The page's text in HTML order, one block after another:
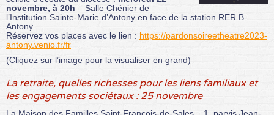
novembre, à 20h – Salle Chénier de
l’Institution Sainte-Marie d’Antony en face de la station RER B
Antony.
Réservez vos places avec le lien : https://pardonsoireetheatre2023-
antony.venio.fr/fr
(Cliquez sur l’image pour la visualiser en grand)
La retraite, quelles richesses pour les liens familiaux et
les engagements sociétaux : 25 novembre